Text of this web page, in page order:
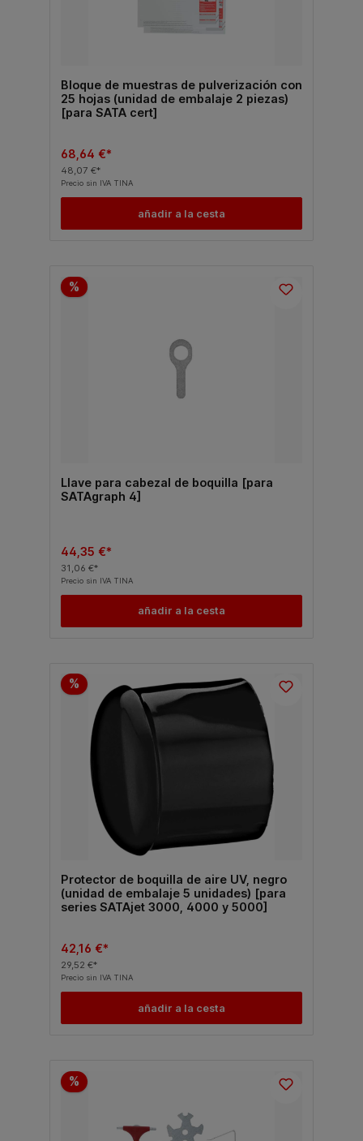
Bloque de muestras de pulverización con
25 hojas (unidad de embalaje 2 piezas)
[para SATA cert]
68,64 €*
48,07 €*
Precio sin IVA TINA
añadir a la cesta
%
Llave para cabezal de boquilla [para
SATAgraph 4]
44,35 €*
31,06 €*
Precio sin IVA TINA
añadir a la cesta
%
Protector de boquilla de aire UV, negro
(unidad de embalaje 5 unidades) [para
series SATAjet 3000, 4000 y 5000]
42,16 €*
29,52 €*
Precio sin IVA TINA
añadir a la cesta
%